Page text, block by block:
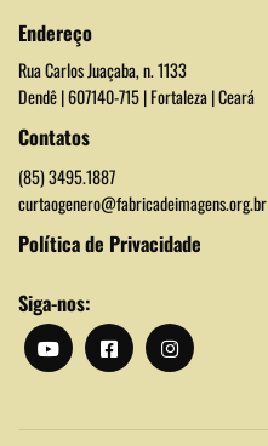
Endereço
Rua Carlos Juaçaba, n. 1133
Dendê | 607140-715 | Fortaleza | Ceará
Contatos
(85) 3495.1887
curtaogenero@fabricadeimagens.org.br
Política de Privacidade
Siga-nos: